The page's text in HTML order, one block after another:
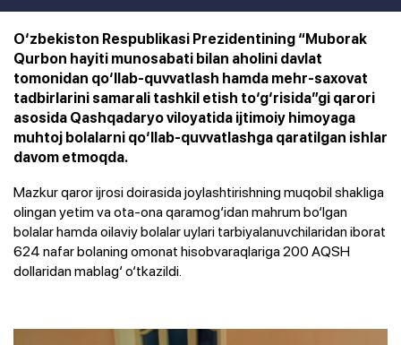
O‘zbekiston Respublikasi Prezidentining “Muborak
Qurbon hayiti munosabati bilan aholini davlat
tomonidan qo‘llab-quvvatlash hamda mehr-saxovat
tadbirlarini samarali tashkil etish to‘g‘risida”gi qarori
asosida Qashqadaryo viloyatida ijtimoiy himoyaga
muhtoj bolalarni qo‘llab-quvvatlashga qaratilgan ishlar
davom etmoqda.
Mazkur qaror ijrosi doirasida joylashtirishning muqobil shakliga
olingan yetim va ota-ona qaramog‘idan mahrum bo‘lgan
bolalar hamda oilaviy bolalar uylari tarbiyalanuvchilaridan iborat
624 nafar bolaning omonat hisobvaraqlariga 200 AQSH
dollaridan mablag‘ o‘tkazildi.